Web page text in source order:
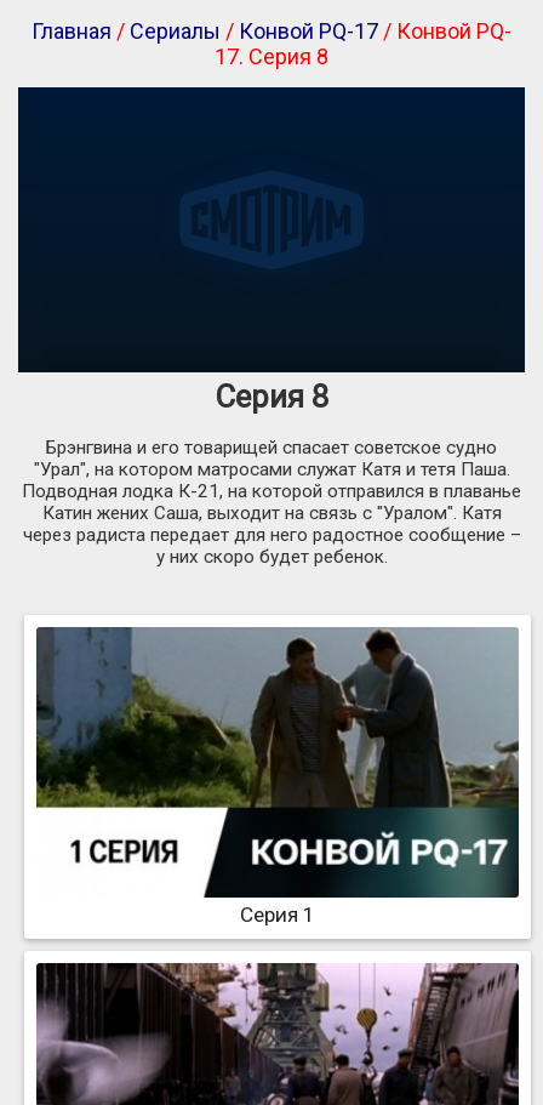
Главная / Сериалы / Конвой PQ-17 / Конвой PQ-
17. Серия 8
Серия 8
Брэнгвина и его товарищей спасает советское судно
"Урал", на котором матросами служат Катя и тетя Паша.
Подводная лодка К-21, на которой отправился в плаванье
Катин жених Саша, выходит на связь с "Уралом". Катя
через радиста передает для него радостное сообщение –
у них скоро будет ребенок.
Серия 1